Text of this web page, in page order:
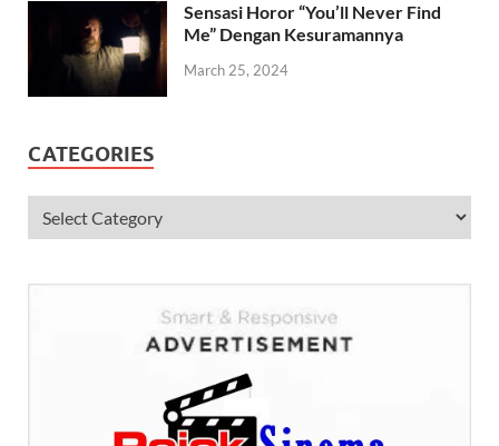
Sensasi Horor “You’ll Never Find
Me” Dengan Kesuramannya
March 25, 2024
CATEGORIES